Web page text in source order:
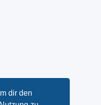
dir den